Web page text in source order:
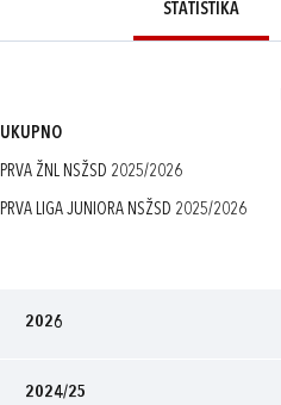
STATISTIKA
UKUPNO
PRVA ŽNL NSŽSD 2025/2026
PRVA LIGA JUNIORA NSŽSD 2025/2026
2026
2024/25